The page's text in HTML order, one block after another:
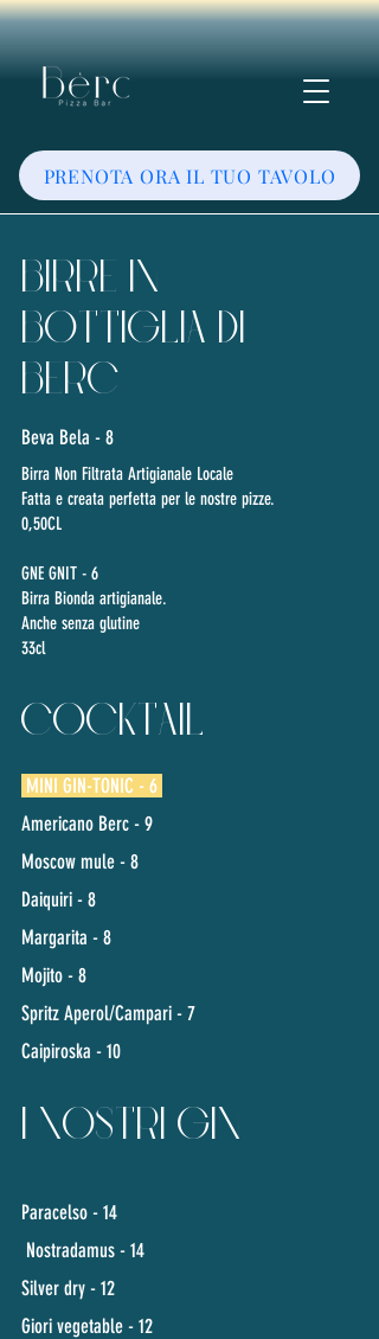
PRENOTA ORA IL TUO TAVOLO
BIRRE IN
BOTTIGLIA DI
BERC
Beva Bela - 8
Birra Non Filtrata Artigianale Locale
Fatta e creata perfetta per le nostre pizze.
0,50CL
GNE GNIT - 6
Birra Bionda artigianale.
Anche senza glutine
33cl
COCKTAIL
MINI GIN-TONIC - 6
Americano Berc - 9
Moscow mule - 8
Daiquiri - 8
Margarita - 8
Mojito - 8
Spritz Aperol/Campari - 7
Caipiroska - 10
I NOSTRI GIN
Paracelso - 14
Nostradamus - 14
Silver dry - 12
Giori vegetable - 12